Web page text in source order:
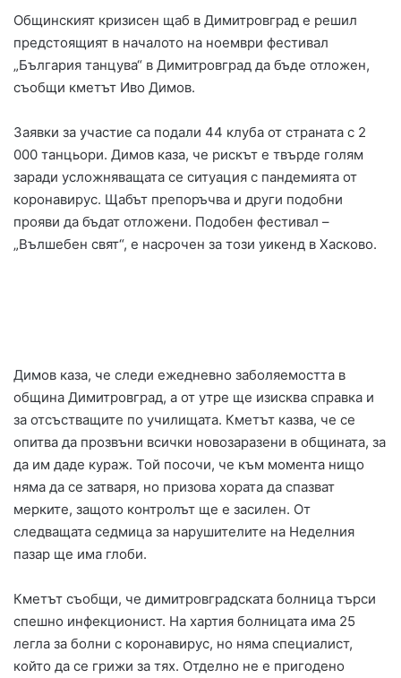
Общинският кризисен щаб в Димитровград е решил
предстоящият в началото на ноември фестивал
„България танцува“ в Димитровград да бъде отложен,
съобщи кметът Иво Димов.
Заявки за участие са подали 44 клуба от страната с 2
000 танцьори. Димов каза, че рискът е твърде голям
заради усложняващата се ситуация с пандемията от
коронавирус. Щабът препоръчва и други подобни
прояви да бъдат отложени. Подобен фестивал –
„Вълшебен свят“, е насрочен за този уикенд в Хасково.
Димов каза, че следи ежедневно заболяемостта в
община Димитровград, а от утре ще изисква справка и
за отсъстващите по училищата. Кметът казва, че се
опитва да прозвъни всички новозаразени в общината, за
да им даде кураж. Той посочи, че към момента нищо
няма да се затваря, но призова хората да спазват
мерките, защото контролът ще е засилен. От
следващата седмица за нарушителите на Неделния
пазар ще има глоби.
Кметът съобщи, че димитровградската болница търси
спешно инфекционист. На хартия болницата има 25
легла за болни с коронавирус, но няма специалист,
който да се грижи за тях. Отделно не е пригодено